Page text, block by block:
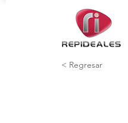
< Regresar